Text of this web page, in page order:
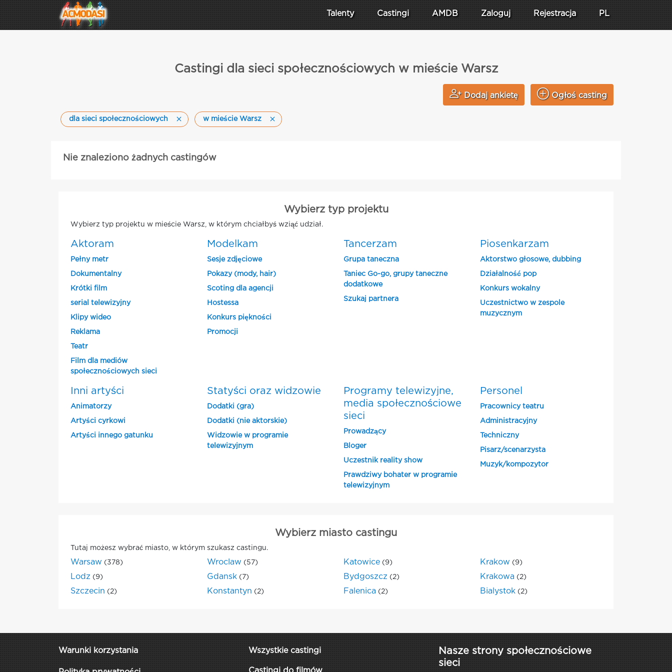
Talenty Castingi AMDB Zaloguj Rejestracja PL
Castingi dla sieci społecznościowych w mieście Warsz
Dodaj ankietę Ogłoś casting
dla sieci społecznościowych w mieście Warsz
Nie znaleziono żadnych castingów
Wybierz typ projektu
Wybierz typ projektu w mieście Warsz, w którym chciałbyś wziąć udział.
Aktoram
Pełny metr
Dokumentalny
Krótki film
serial telewizyjny
Klipy wideo
Reklama
Teatr
Film dla mediów
społecznościowych sieci
Modelkam
Sesje zdjęciowe
Pokazy (mody, hair)
Scoting dla agencji
Hostessa
Konkurs piękności
Promocji
Tancerzam
Grupa taneczna
Taniec Go-go, grupy taneczne
dodatkowe
Szukaj partnera
Piosenkarzam
Aktorstwo głosowe, dubbing
Działalność pop
Konkurs wokalny
Uczestnictwo w zespole
muzycznym
Inni artyści
Animatorzy
Artyści cyrkowi
Artyści innego gatunku
Statyści oraz widzowie
Dodatki (gra)
Dodatki (nie aktorskie)
Widzowie w programie
telewizyjnym
Programy telewizyjne,
media społecznościowe
sieci
Prowadzący
Bloger
Uczestnik reality show
Prawdziwy bohater w programie
telewizyjnym
Personel
Pracownicy teatru
Administracyjny
Techniczny
Pisarz/scenarzysta
Muzyk/kompozytor
Wybierz miasto castingu
Tutaj możesz wybrać miasto, w którym szukasz castingu.
Warsaw (378) Wroclaw (57) Katowice (9) Krakow (9)
Lodz (9) Gdansk (7) Bydgoszcz (2) Krakowa (2)
Szczecin (2) Konstantyn (2) Falenica (2) Bialystok (2)
Warunki korzystania Wszystkie castingi
Nasze strony społecznościowe
sieci